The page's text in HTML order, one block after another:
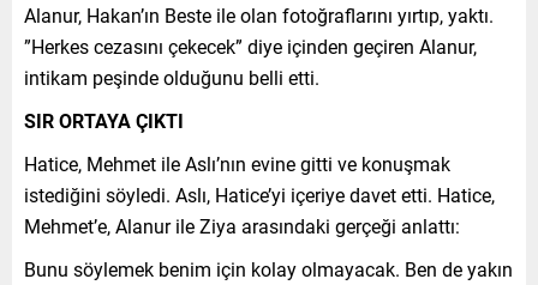
Alanur, Hakan’ın Beste ile olan fotoğraflarını yırtıp, yaktı.
”Herkes cezasını çekecek” diye içinden geçiren Alanur,
intikam peşinde olduğunu belli etti.
SIR ORTAYA ÇIKTI
Hatice, Mehmet ile Aslı’nın evine gitti ve konuşmak
istediğini söyledi. Aslı, Hatice’yi içeriye davet etti. Hatice,
Mehmet’e, Alanur ile Ziya arasındaki gerçeği anlattı:
Bunu söylemek benim için kolay olmayacak. Ben de yakın